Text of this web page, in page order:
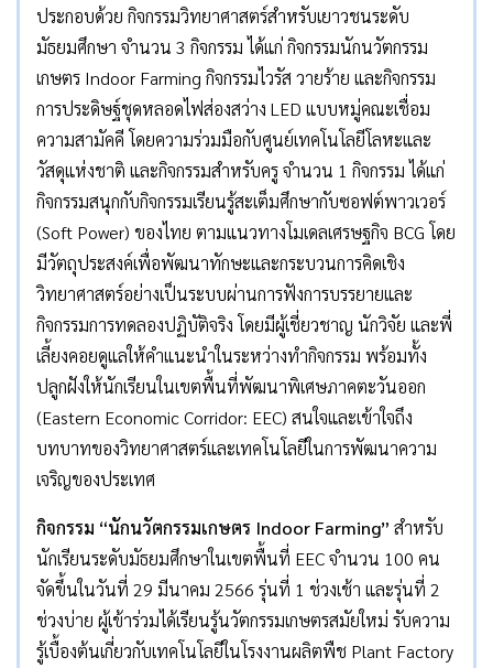
ประกอบด้วย กิจกรรมวิทยาศาสตร์สำหรับเยาวชนระดับ
มัธยมศึกษา จำนวน 3 กิจกรรม ได้แก่ กิจกรรมนักนวัตกรรม
เกษตร Indoor Farming กิจกรรมไวรัส วายร้าย และกิจกรรม
การประดิษฐ์ชุดหลอดไฟส่องสว่าง LED แบบหมู่คณะเชื่อม
ความสามัคคี โดยความร่วมมือกับศูนย์เทคโนโลยีโลหะและ
วัสดุแห่งชาติ และกิจกรรมสำหรับครู จำนวน 1 กิจกรรม ได้แก่
กิจกรรมสนุกกับกิจกรรมเรียนรู้สะเต็มศึกษากับซอฟต์พาวเวอร์
(Soft Power) ของไทย ตามแนวทางโมเดลเศรษฐกิจ BCG โดย
มีวัตถุประสงค์เพื่อพัฒนาทักษะและกระบวนการคิดเชิง
วิทยาศาสตร์อย่างเป็นระบบผ่านการฟังการบรรยายและ
กิจกรรมการทดลองปฏิบัติจริง โดยมีผู้เชี่ยวชาญ นักวิจัย และพี่
เลี้ยงคอยดูแลให้คำแนะนำในระหว่างทำกิจกรรม พร้อมทั้ง
ปลูกฝังให้นักเรียนในเขตพื้นที่พัฒนาพิเศษภาคตะวันออก
(Eastern Economic Corridor: EEC) สนใจและเข้าใจถึง
บทบาทของวิทยาศาสตร์และเทคโนโลยีในการพัฒนาความ
เจริญของประเทศ
กิจกรรม “นักนวัตกรรมเกษตร Indoor Farming” สำหรับ
นักเรียนระดับมัธยมศึกษาในเขตพื้นที่ EEC จำนวน 100 คน
จัดขึ้นในวันที่ 29 มีนาคม 2566 รุ่นที่ 1 ช่วงเช้า และรุ่นที่ 2
ช่วงบ่าย ผู้เข้าร่วมได้เรียนรู้นวัตกรรมเกษตรสมัยใหม่ รับความ
รู้เบื้องต้นเกี่ยวกับเทคโนโลยีในโรงงานผลิตพืช Plant Factory